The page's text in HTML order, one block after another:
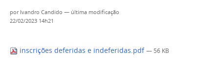
por Ivandro Candido — última modificação
22/02/2023 14h21
inscrições deferidas e indeferidas.pdf — 56 KB